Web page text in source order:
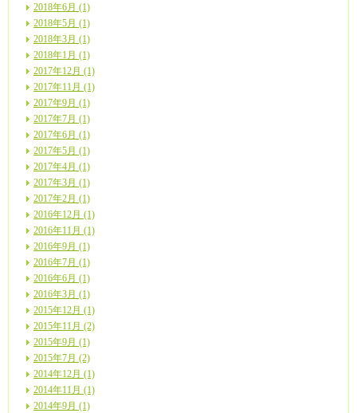
2018年6月 (1)
2018年5月 (1)
2018年3月 (1)
2018年1月 (1)
2017年12月 (1)
2017年11月 (1)
2017年9月 (1)
2017年7月 (1)
2017年6月 (1)
2017年5月 (1)
2017年4月 (1)
2017年3月 (1)
2017年2月 (1)
2016年12月 (1)
2016年11月 (1)
2016年9月 (1)
2016年7月 (1)
2016年6月 (1)
2016年3月 (1)
2015年12月 (1)
2015年11月 (2)
2015年9月 (1)
2015年7月 (2)
2014年12月 (1)
2014年11月 (1)
2014年9月 (1)